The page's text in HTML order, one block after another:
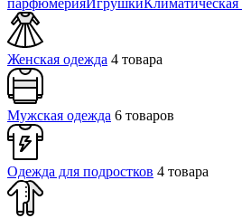
Женская одежда 4 товара
Мужская одежда 6 товаров
Одежда для подростков 4 товара